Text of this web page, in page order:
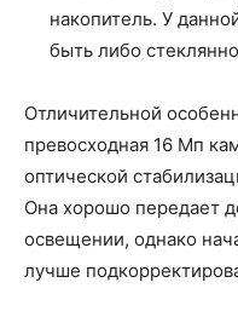
накопитель. У
быть либо
Отличительной
превосходная 16 Мп
оптической
Она хорошо передает
освещении, однако
лучше